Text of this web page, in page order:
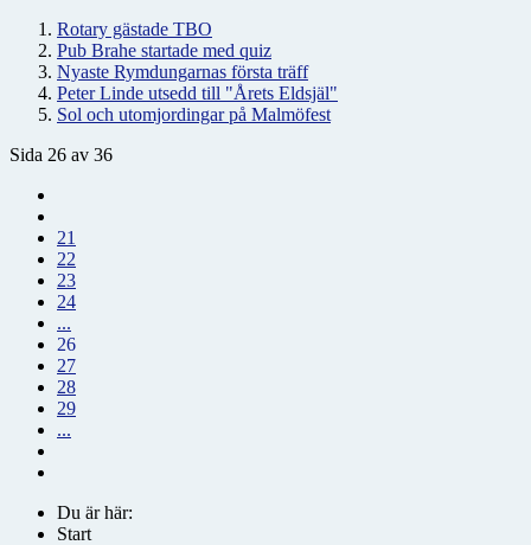
Rotary gästade TBO
Pub Brahe startade med quiz
Nyaste Rymdungarnas första träff
Peter Linde utsedd till "Årets Eldsjäl"
Sol och utomjordingar på Malmöfest
Sida 26 av 36
21
22
23
24
...
26
27
28
29
...
Du är här:
Start